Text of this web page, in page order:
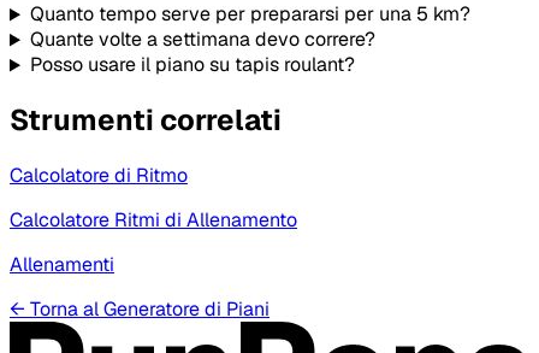
Quanto tempo serve per prepararsi per una 5 km?
Quante volte a settimana devo correre?
Posso usare il piano su tapis roulant?
Strumenti correlati
Calcolatore di Ritmo
Calcolatore Ritmi di Allenamento
Allenamenti
← Torna al Generatore di Piani